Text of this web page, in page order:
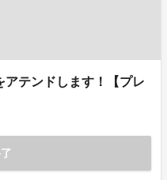
アテンドします！【プレ